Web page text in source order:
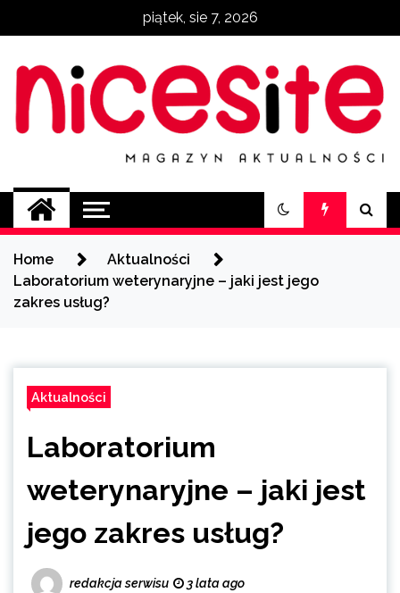
piątek, sie 7, 2026
NiceSite.com.pl
magazyn aktualności
Home
Aktualności
Laboratorium weterynaryjne – jaki jest jego
zakres usług?
Aktualności
Laboratorium
weterynaryjne – jaki jest
jego zakres usług?
redakcja serwisu 3 lata ago